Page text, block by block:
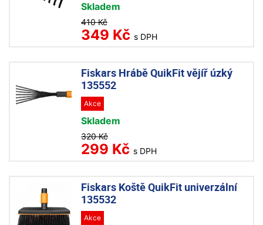
Skladem
410 Kč
349 Kč s DPH
Fiskars Hrábě QuikFit vějíř úzký
135552
Akce
Skladem
320 Kč
299 Kč s DPH
Fiskars Koště QuikFit univerzální
135532
Akce